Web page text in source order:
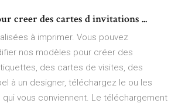
creer des cartes d invitations ...
à imprimer. Vous pouvez
nos modèles pour créer des
des cartes de visites, des
à un designer, téléchargez le ou les
vous conviennent. Le téléchargement